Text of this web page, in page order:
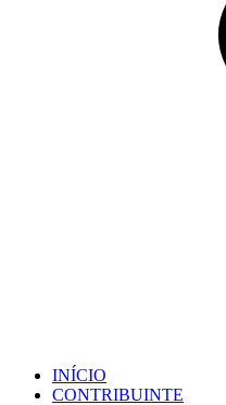
INÍCIO
CONTRIBUINTE